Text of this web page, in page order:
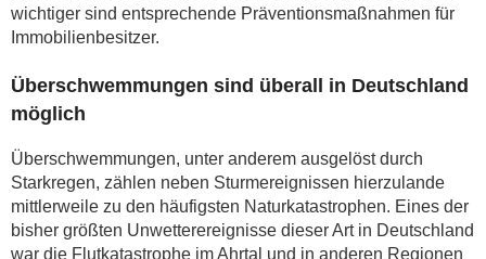
wichtiger sind entsprechende Präventionsmaßnahmen für
Immobilienbesitzer.
Überschwemmungen sind überall in Deutschland
möglich
Überschwemmungen, unter anderem ausgelöst durch
Starkregen, zählen neben Sturmereignissen hierzulande
mittlerweile zu den häufigsten Naturkatastrophen. Eines der
bisher größten Unwetterereignisse dieser Art in Deutschland
war die Flutkatastrophe im Ahrtal und in anderen Regionen